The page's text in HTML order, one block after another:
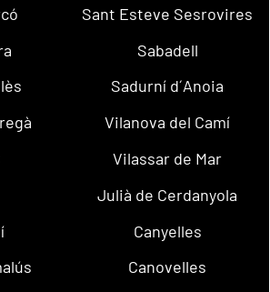
Sant Esteve Sesrovires
Sabadell
Sadurní d´Anoia
Vilanova del Camí
Vilassar de Mar
Julià de Cerdanyola
Canyelles
Canovelles